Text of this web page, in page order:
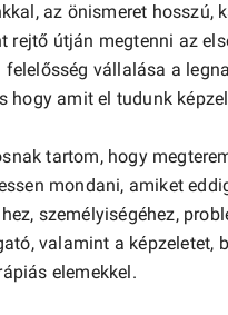
az önismeret hosszú,
rejtő útján megtenni az
vállalása a
hogy amit el tudunk
tartom, hogy
mondani, amiket
személyiségéhez,
valamint a képzeletet,
elemekkel.